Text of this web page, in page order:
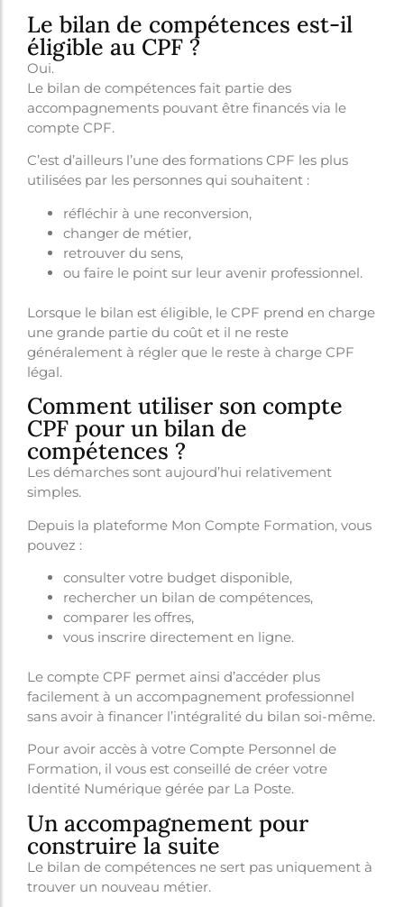
Le bilan de compétences est-il
éligible au CPF ?
Oui.
Le bilan de compétences fait partie des
accompagnements pouvant être financés via le
compte CPF.
C’est d’ailleurs l’une des formations CPF les plus
utilisées par les personnes qui souhaitent :
réfléchir à une reconversion,
changer de métier,
retrouver du sens,
ou faire le point sur leur avenir professionnel.
Lorsque le bilan est éligible, le CPF prend en charge
une grande partie du coût et il ne reste
généralement à régler que le reste à charge CPF
légal.
Comment utiliser son compte
CPF pour un bilan de
compétences ?
Les démarches sont aujourd’hui relativement
simples.
Depuis la plateforme Mon Compte Formation, vous
pouvez :
consulter votre budget disponible,
rechercher un bilan de compétences,
comparer les offres,
vous inscrire directement en ligne.
Le compte CPF permet ainsi d’accéder plus
facilement à un accompagnement professionnel
sans avoir à financer l’intégralité du bilan soi-même.
Pour avoir accès à votre Compte Personnel de
Formation, il vous est conseillé de créer votre
Identité Numérique gérée par La Poste.
Un accompagnement pour
construire la suite
Le bilan de compétences ne sert pas uniquement à
trouver un nouveau métier.